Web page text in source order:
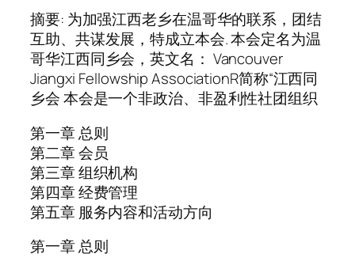
摘要: 为加强江西老乡在温哥华的联系，团结
互助、共谋发展，特成立本会. 本会定名为温
哥华江西同乡会，英文名： Vancouver
Jiangxi Fellowship AssociationR简称“江西同
乡会 本会是一个非政治、非盈利性社团组织
第一章 总则
第二章 会员
第三章 组织机构
第四章 经费管理
第五章 服务内容和活动方向
第一章 总则